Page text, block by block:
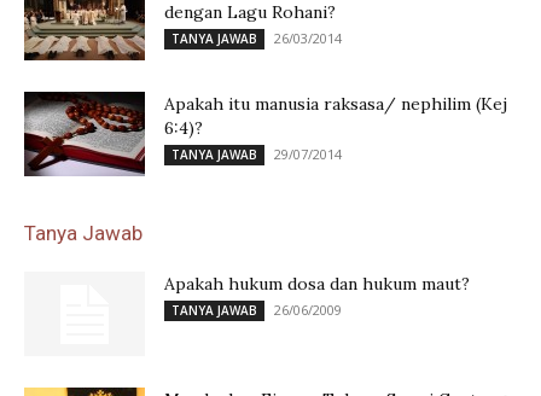
dengan Lagu Rohani?
TANYA JAWAB 26/03/2014
Apakah itu manusia raksasa/ nephilim (Kej
6:4)?
TANYA JAWAB 29/07/2014
Tanya Jawab
Apakah hukum dosa dan hukum maut?
TANYA JAWAB 26/06/2009